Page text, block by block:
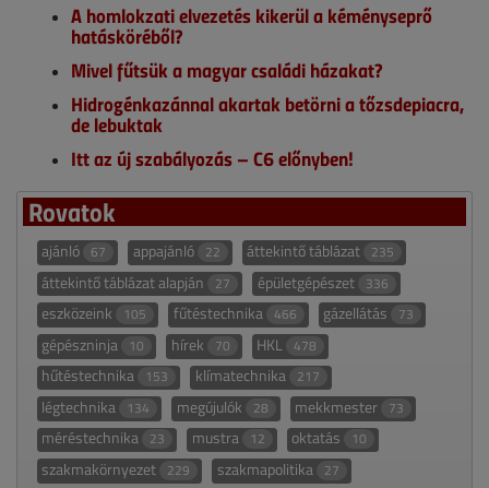
A homlokzati elvezetés kikerül a kéményseprő
hatásköréből?
Mivel fűtsük a magyar családi házakat?
Hidrogénkazánnal akartak betörni a tőzsdepiacra,
de lebuktak
Itt az új szabályozás – C6 előnyben!
Rovatok
ajánló 67 appajánló 22 áttekintő táblázat 235
áttekintő táblázat alapján 27 épületgépészet 336
eszközeink 105 fűtéstechnika 466 gázellátás 73
gépészninja 10 hírek 70 HKL 478
hűtéstechnika 153 klímatechnika 217
légtechnika 134 megújulók 28 mekkmester 73
méréstechnika 23 mustra 12 oktatás 10
szakmakörnyezet 229 szakmapolitika 27